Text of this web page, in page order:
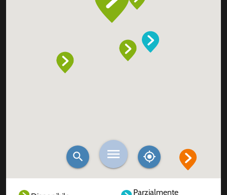
Parzialmente